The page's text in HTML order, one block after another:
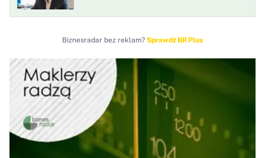
Biznesradar bez reklam? Sprawdź BR Plus